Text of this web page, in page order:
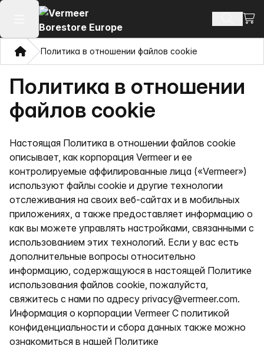
Открыть главное меню Поиск
ДомПолитика в отношении файлов cookie
Политика в отношении
файлов cookie
Настоящая Политика в отношении файлов cookie
описывает, как корпорация Vermeer и ее
контролируемые аффилированные лица («Vermeer»)
используют файлы cookie и другие технологии
отслеживания на своих веб-сайтах и в мобильных
приложениях, а также предоставляет информацию о
как вы можете управлять настройками, связанными с
использованием этих технологий. Если у вас есть
дополнительные вопросы относительно
информацию, содержащуюся в настоящей Политике
использования файлов cookie, пожалуйста,
свяжитесь с нами по адресу privacy@vermeer.com.
Информация о корпорации Vermeer С политикой
конфиденциальности и сбора данных также можно
ознакомиться в нашей Политике